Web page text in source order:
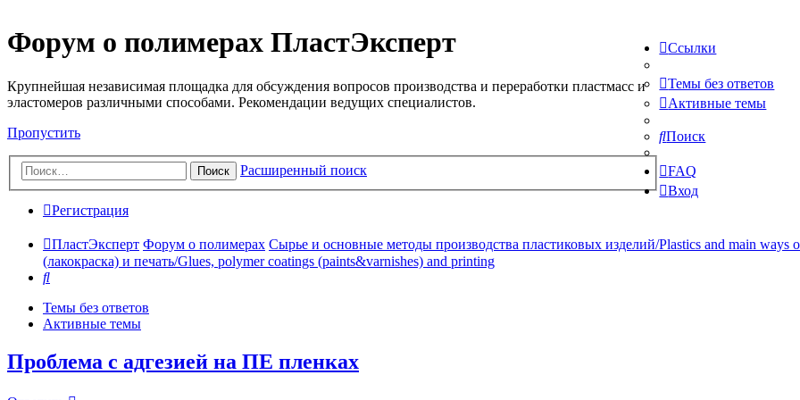
Форум о полимерах ПластЭксперт
Крупнейшая независимая площадка для обсуждения вопросов производства и переработки пластмасс и
эластомеров различными способами. Рекомендации ведущих специалистов.
Пропустить
Поиск Расширенный поиск
Ссылки
Темы без ответов
Активные темы
Поиск
FAQ
Вход
Регистрация
ПластЭксперт Форум о полимерах Сырье и основные методы производства пластиковых изделий/Plastics and main ways
(лакокраска) и печать/Glues, polymer coatings (paints&varnishes) and printing
Поиск
Темы без ответов
Активные темы
Проблема с адгезией на ПЕ пленках